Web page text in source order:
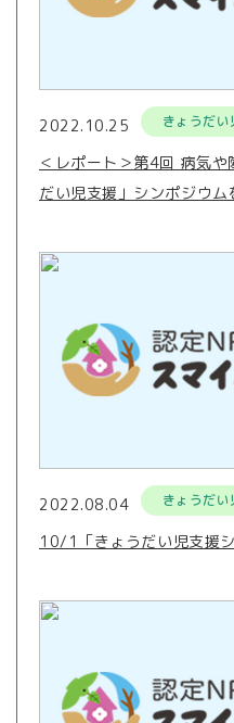
2022.10.25 きょうだい
＜レポート＞第4回 病気
だい児支援」シンポジウ
2022.08.04 きょうだい
10/1「きょうだい児支援